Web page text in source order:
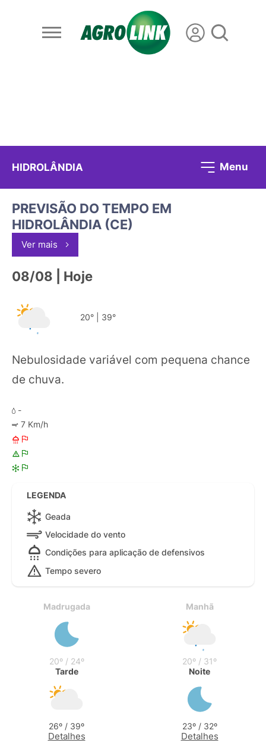
HIDROLÂNDIA Menu
PREVISÃO DO TEMPO EM
HIDROLÂNDIA (CE)
Ver mais
08/08 | Hoje
20° 39°
Nebulosidade variável com pequena chance
de chuva.
-
7 Km/h
LEGENDA
Geada
Velocidade do vento
Condições para aplicação de defensivos
Tempo severo
Madrugada
20º / 24º
Manhã
20º / 31º
Tarde
26º / 39º
Detalhes
Noite
23º / 32º
Detalhes